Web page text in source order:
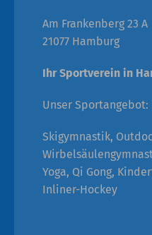
Am Frankenberg 23 A
21077 Hamburg
Ihr Sportverein in
Unser Sportangebot:
Skigymnastik,
Yoga, Qi Gong,
Inliner-Hockey